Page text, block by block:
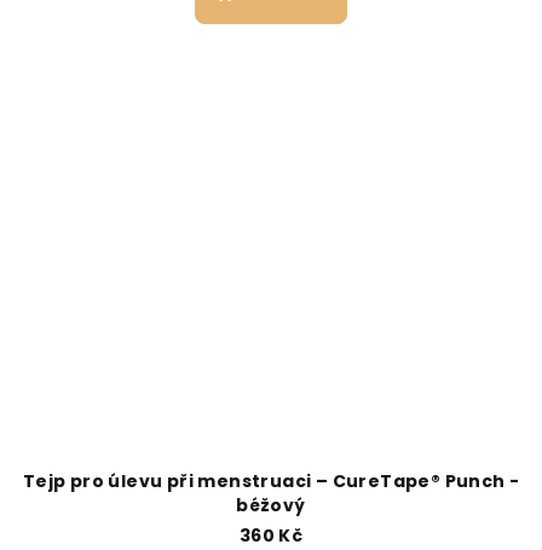
Tejp pro úlevu při menstruaci – CureTape® Punch -
béžový
360 Kč